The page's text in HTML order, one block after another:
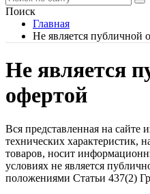
Поиск
Главная
Не является публичной
Не является
офертой
Вся представленная на сайте
технических характеристик,
товаров, носит
условиях не является
положениями Статьи 437(2)